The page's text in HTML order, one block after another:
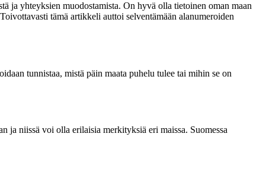
ja yhteyksien muodostamista. On hyvä olla tietoinen oman maan
tämä artikkeli auttoi selventämään alanumeroiden
tunnistaa, mistä päin maata puhelu tulee tai mihin se on
ja niissä voi olla erilaisia merkityksiä eri maissa. Suomessa